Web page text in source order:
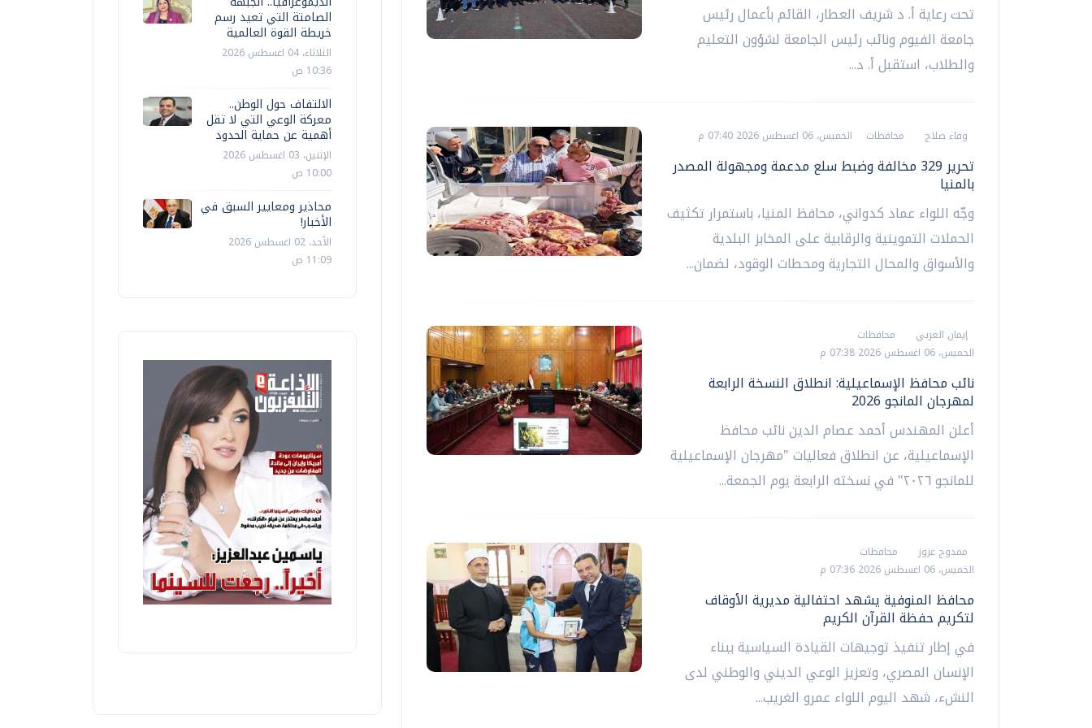
تحت رعاية أ. د شريف العطار، القائم بأعمال رئيس
جامعة الفيوم ونائب رئيس الجامعة لشؤون التعليم
والطلاب، استقبل أ. د...
وفاء صلاح محافظات الخميس، 06 اغسطس 2026 07:40 م
تحرير 329 مخالفة وضبط سلع مدعمة ومجهولة المصدر
بالمنيا
وجّه اللواء عماد كدواني، محافظ المنيا، باستمرار تكثيف
الحملات التموينية والرقابية على المخابز البلدية
والأسواق والمحال التجارية ومحطات الوقود، لضمان...
إيمان العربي
محافظات
الخميس، 06 اغسطس 2026 07:38 م
نائب محافظ الإسماعيلية: انطلاق النسخة الرابعة
لمهرجان المانجو 2026
أعلن المهندس أحمد عصام الدين نائب محافظ
الإسماعيلية، عن انطلاق فعاليات "مهرجان الإسماعيلية
للمانجو ٢٠٢٦" في نسخته الرابعة يوم الجمعة...
ممدوح عزوز
محافظات
الخميس، 06 اغسطس 2026 07:36 م
محافظ المنوفية يشهد احتفالية مديرية الأوقاف
لتكريم حفظة القرآن الكريم
في إطار تنفيذ توجيهات القيادة السياسية ببناء
الإنسان المصري، وتعزيز الوعي الديني والوطني لدى
النشء، شهد اليوم اللواء عمرو الغريب...
الصامتة التي تعيد رسم
خريطة القوة العالمية
الثلاثاء، 04 اغسطس 2026
10:36 ص
الالتفاف حول الوطن..
معركة الوعي التي لا تقل
أهمية عن حماية الحدود
الإثنين، 03 اغسطس 2026
10:00 ص
محاذير ومعايير السبق في
الأخبار!
الأحد، 02 اغسطس 2026
11:09 ص